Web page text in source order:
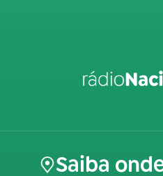
Saiba